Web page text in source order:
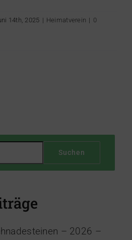
14th, 2025 | Heimatverein | 0
Suchen
– 2026 –